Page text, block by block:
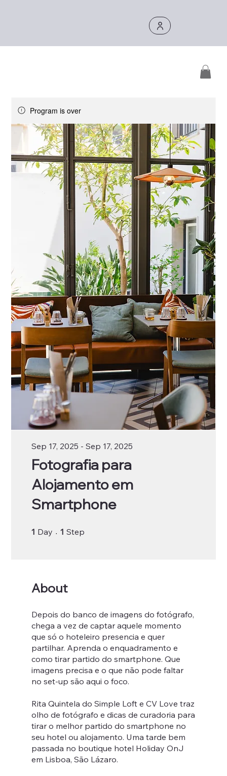
Program is over
Fotografia para
Alojamento em
Smartphone
Sep 17, 2025 - Sep 17, 2025
1 Day 1 Day
1 Step
About
Depois do banco de imagens do fotógrafo,
chega a vez de captar aquele momento
que só o hoteleiro presencia e quer
partilhar. Aprenda o enquadramento e
como tirar partido do smartphone. Que
imagens precisa e o que não pode faltar
no set-up são aqui o foco.
Rita Quintela do Simple Loft e CV Love traz
olho de fotógrafo e dicas de curadoria para
tirar o melhor partido do smartphone no
seu hotel ou alojamento. Uma tarde bem
passada no boutique hotel Holiday OnJ
em Lisboa, São Lázaro.